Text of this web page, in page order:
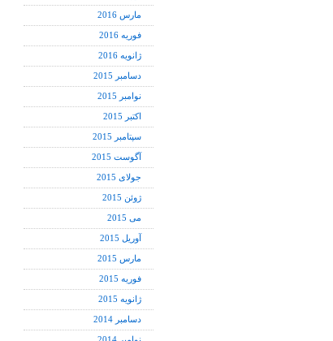
مارس 2016
فوریه 2016
ژانویه 2016
دسامبر 2015
نوامبر 2015
اکتبر 2015
سپتامبر 2015
آگوست 2015
جولای 2015
ژوئن 2015
می 2015
آوریل 2015
مارس 2015
فوریه 2015
ژانویه 2015
دسامبر 2014